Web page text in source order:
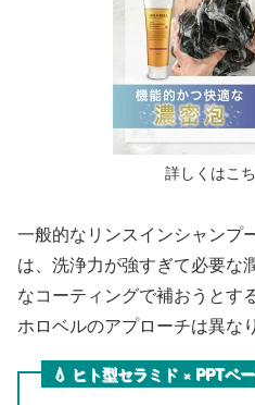
詳しくはこち
一般的なリンスインシャンプ
は、洗浄力が強すぎて必要な
なコーティングで補おうとす
ホロベルのアプローチは異な
💧 ヒト型セラミド × PPTベ